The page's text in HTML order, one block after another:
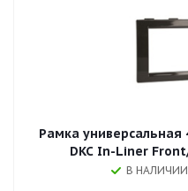
Рамка универсальная
DKC In-Liner
В НАЛИЧИИ